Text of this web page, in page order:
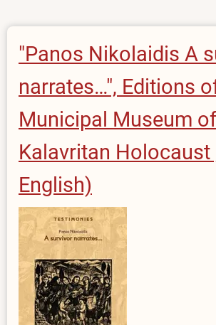
"Panos Nikolaidis A
narrates…", Editions
Municipal Museum
Kalavritan Holocaust
English)